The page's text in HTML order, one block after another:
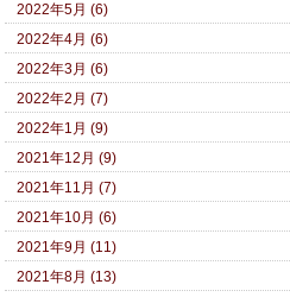
2022年5月 (6)
2022年4月 (6)
2022年3月 (6)
2022年2月 (7)
2022年1月 (9)
2021年12月 (9)
2021年11月 (7)
2021年10月 (6)
2021年9月 (11)
2021年8月 (13)